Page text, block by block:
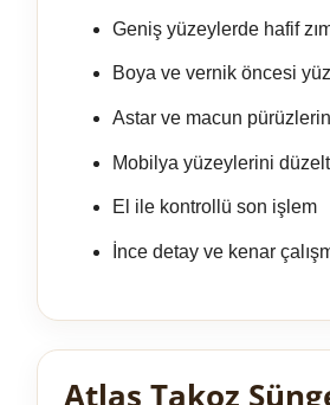
Geniş yüzeylerde hafif
Boya ve vernik öncesi
Astar ve macun
Mobilya yüzeylerini
El ile kontrollü son işlem
İnce detay ve kenar
Atlas Takoz